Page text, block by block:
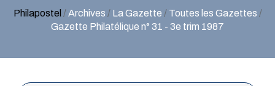
Philapostel /Archives / La Gazette / Toutes les Gazettes /
Gazette Philatélique n° 31 - 3e trim 1987